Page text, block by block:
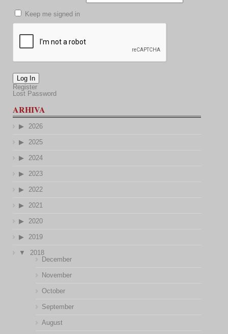
Keep me signed in
Log In
Register
Lost Password
ARHIVA
2026
2025
2024
2023
2022
2021
2020
2019
2018
December
November
October
September
August